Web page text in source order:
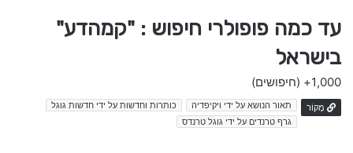
עד כמה פופולרי חיפוש : "קמהדע"
בישראל
1,000+ (חיפושים)
מָקוֹר תאור הנושא על ידי ויקיפדיה
כותרות וחדשות על ידי חדשות גוגל
גרף טרנדים על ידי גוגל טרנדס